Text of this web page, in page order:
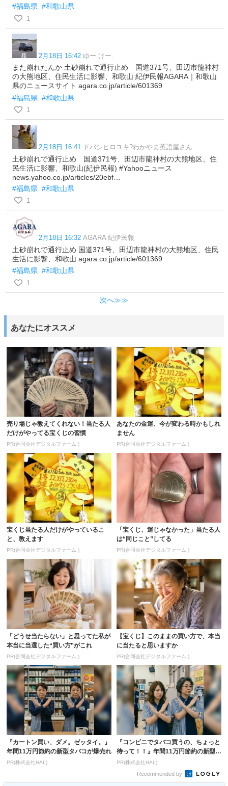
#福島県 #和歌山県
1
2月18日 16:42 ゆー.けー.
また崩れたんか 土砂崩れで通行止め 国道371号、田辺市龍神村
の大熊地区、住民生活に影響、和歌山 紀伊民報AGARA｜和歌山
県のニュースサイト agara.co.jp/article/601369
#福島県 #和歌山県
1
2月18日 16:41 ドバシヒロユキ?わかやま英語屋さん
土砂崩れで通行止め 国道371号、田辺市龍神村の大熊地区、住
民生活に影響、和歌山(紀伊民報) #Yahooニュース
news.yahoo.co.jp/articles/20ebf…
#福島県 #和歌山県
1
2月18日 16:32 AGARA 紀伊民報
土砂崩れで通行止め 国道371号、田辺市龍神村の大熊地区、住民
生活に影響、和歌山 agara.co.jp/article/601369
#福島県 #和歌山県
1
次へ≫≫
あなたにオススメ
売り場じゃ教えてくれない！当たる人
だけがやってる宝くじの習慣
PR(合同会社デジタルファーム )
あなたの金運、今が変わる時かもしれ
ません
PR(合同会社デジタルファーム )
宝くじ当たる人だけがやっているこ
と、教えます
PR(合同会社デジタルファーム )
「宝くじ、運じゃなかった」当たる人
は“同じこと”してる
PR(合同会社デジタルファーム )
「どうせ当たらない」と思ってた私が
本当に当選した“買い方”がこれ
PR(合同会社デジタルファーム )
【宝くじ】このままの買い方で、本当
に当たると思いますか
PR(合同会社デジタルファーム )
『カートン買い、ダメ。ゼッタイ。』
年間11万円節約の新型タバコが爆売れ
PR(株式会社HAL)
『コンビニでタバコ買うの、ちょっと
待って！！』年間11万円節約の新型タ
バコ
PR(株式会社HAL)
Recommended by